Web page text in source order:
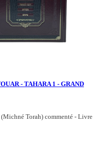
- TAHARA 1 - GRAND
Torah) commenté - Livre